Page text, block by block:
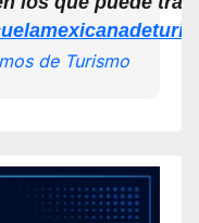
de Turismo